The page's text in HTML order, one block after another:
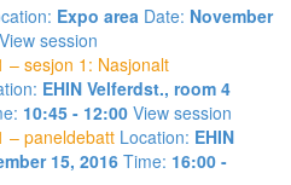
Expo area Date: November
View session
– sesjon 1: Nasjonalt
EHIN Velferdst., room 4
10:45 - 12:00 View session
– paneldebatt Location: EHIN
15, 2016 Time: 16:00 -